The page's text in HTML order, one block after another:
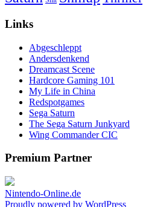
Links
Abgeschleppt
Andersdenkend
Dreamcast Scene
Hardcore Gaming 101
My Life in China
Redspotgames
Sega Saturn
The Sega Saturn Junkyard
Wing Commander CIC
Premium Partner
Nintendo-Online.de
Proudly powered by WordPress